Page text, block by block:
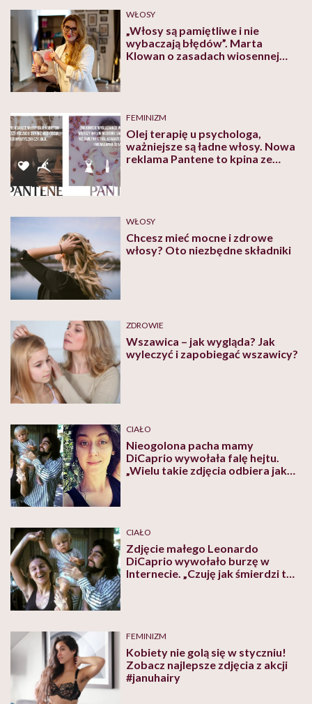
WŁOSY
„Włosy są pamiętliwe i nie
wybaczają błędów”. Marta
Klowan o zasadach wiosennej
FEMINIZM
Olej terapię u psychologa,
ważniejsze są ładne włosy. Nowa
reklama Pantene to kpina ze
WŁOSY
Chcesz mieć mocne i zdrowe
włosy? Oto niezbędne składniki
ZDROWIE
Wszawica – jak wygląda? Jak
wyleczyć i zapobiegać wszawicy?
CIAŁO
Nieogolona pacha mamy
DiCaprio wywołała falę hejtu.
„Wielu takie zdjęcia odbiera jako
CIAŁO
Zdjęcie małego Leonardo
DiCaprio wywołało burzę w
Internecie. „Czuję jak śmierdzi to
FEMINIZM
Kobiety nie golą się w styczniu!
Zobacz najlepsze zdjęcia z akcji
#januhairy